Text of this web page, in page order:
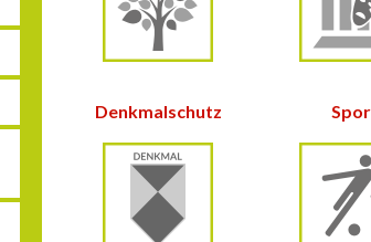
Denkmalschutz